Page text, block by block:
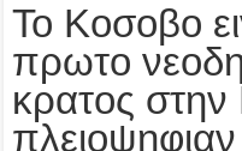
Το Κοσοβο
πρωτο
κρατος